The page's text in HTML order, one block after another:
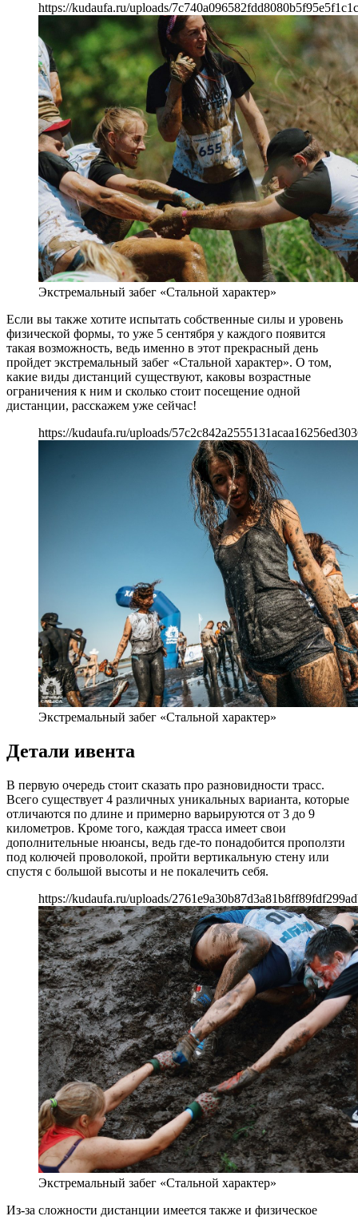
https://kudaufa.ru/uploads/
Экстремальный забег «Стальной характер»
Если вы также хотите испытать собственные силы и уровень
физической формы, то уже 5 сентября у каждого появится
такая возможность, ведь именно в этот прекрасный день
пройдет экстремальный забег «Стальной характер». О том,
какие виды дистанций существуют, каковы возрастные
ограничения к ним и сколько стоит посещение одной
дистанции, расскажем уже сейчас!
https://kudaufa.ru/uploads/
Экстремальный забег «Стальной характер»
Детали ивента
В первую очередь стоит сказать про разновидности трасс.
Всего существует 4 различных уникальных варианта, которые
отличаются по длине и примерно варьируются от 3 до 9
километров. Кроме того, каждая трасса имеет свои
дополнительные нюансы, ведь где-то понадобится проползти
под колючей проволокой, пройти вертикальную стену или
спустя с большой высоты и не покалечить себя.
https://kudaufa.ru/uploads/
Экстремальный забег «Стальной характер»
Из-за сложности дистанции имеется также и физическое